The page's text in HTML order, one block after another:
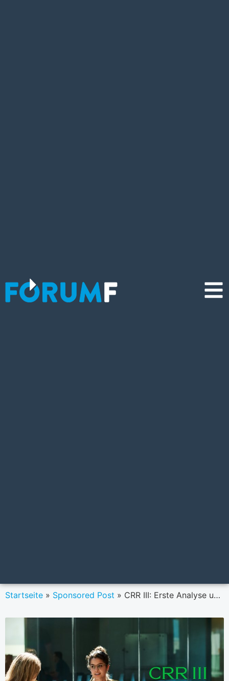
Startseite » Sponsored Post » CRR III: Erste Analyse und Einschätzung zum Entwurf der EU-Kommission